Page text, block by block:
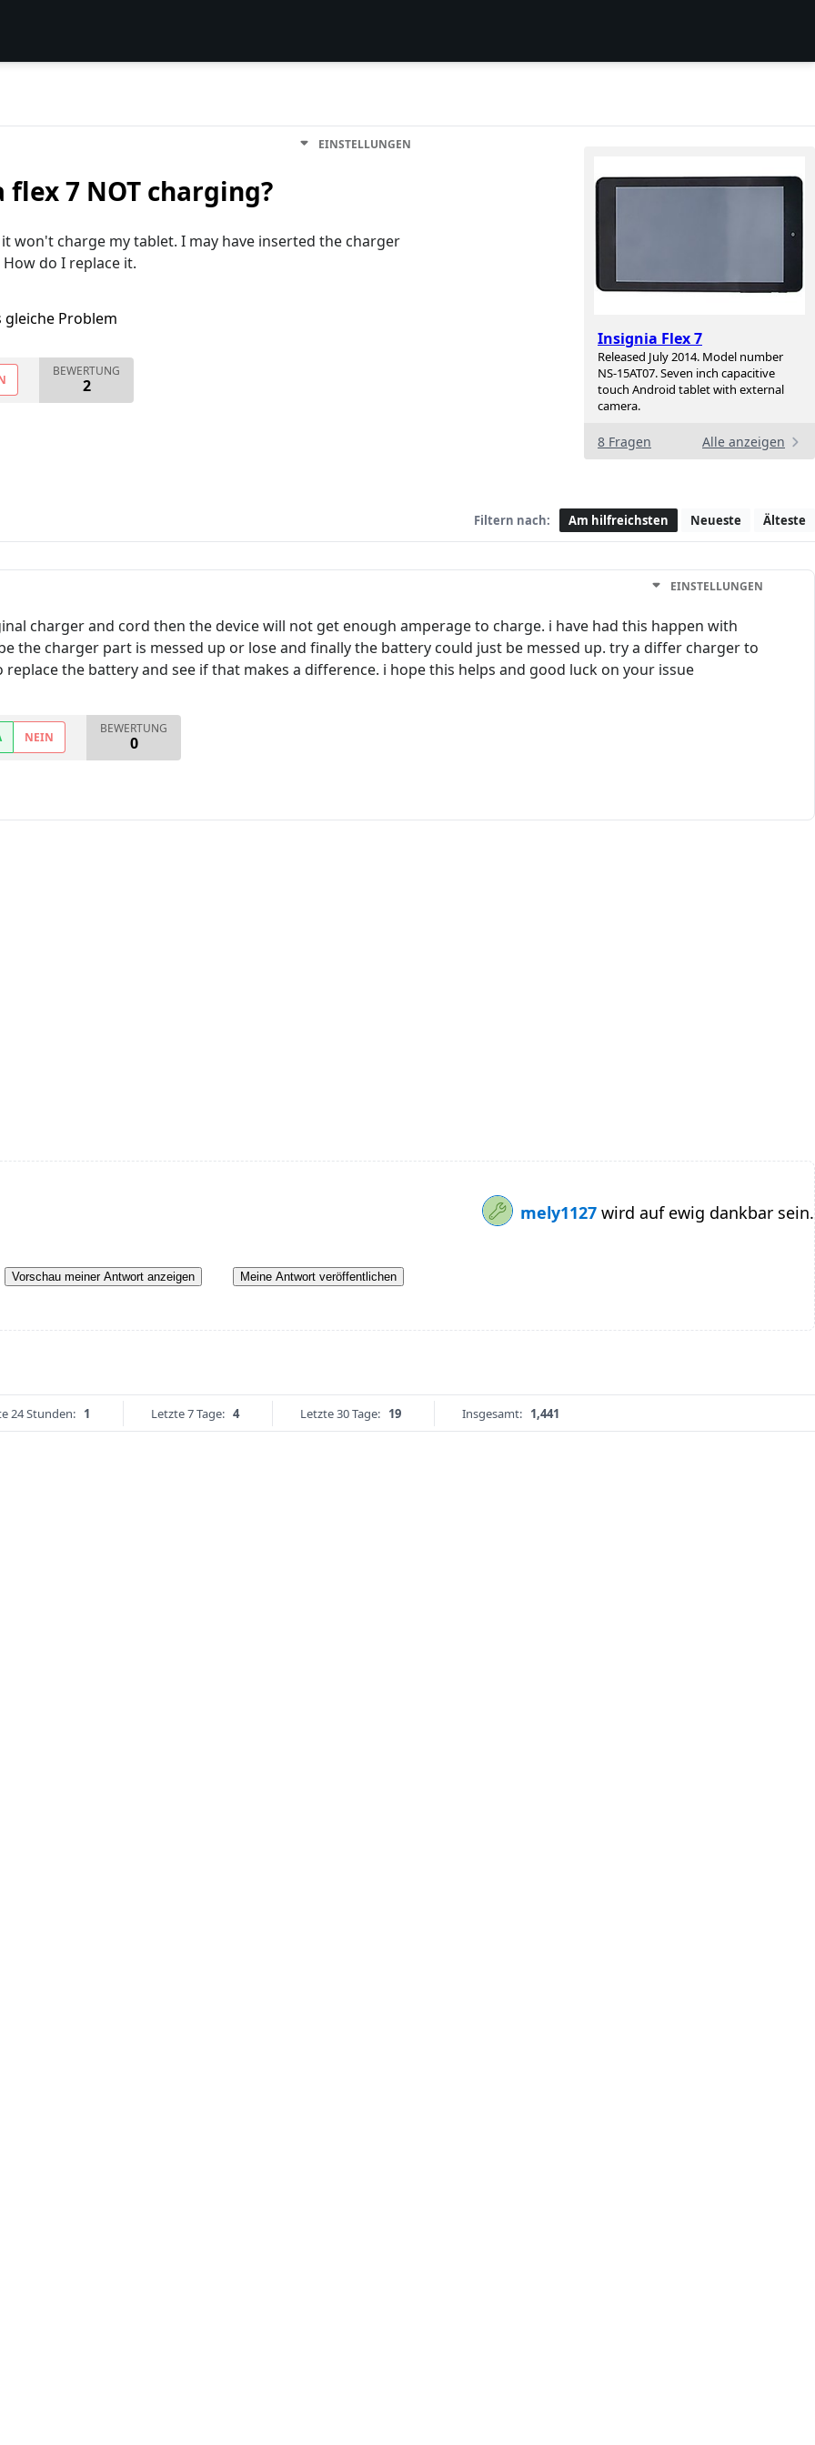
Insignia Flex 7
Released July 2014. Model number
NS-15AT07. Seven inch capacitive
touch Android tablet with external
camera.
8 Fragen Alle anzeigen
EINSTELLUNGEN
7 NOT charging?
won't charge my tablet. I may have inserted the charger
do I replace it.
gleiche Problem
BEWERTUNG
2
Filtern nach: Am hilfreichsten Neueste Älteste
EINSTELLUNGEN
charger and cord then the device will not get enough amperage to charge. i have had this happen with
the charger part is messed up or lose and finally the battery could just be messed up. try a differ charger to
the battery and see if that makes a difference. i hope this helps and good luck on your issue
NEIN
BEWERTUNG
0
mely1127 wird auf ewig dankbar sein.
Vorschau meiner Antwort anzeigen Meine Antwort veröffentlichen
24 Stunden: 1 Letzte 7 Tage: 4 Letzte 30 Tage: 19 Insgesamt: 1,441